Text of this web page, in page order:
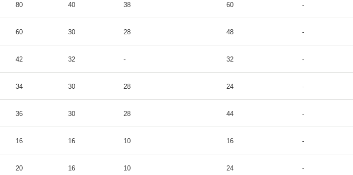
80 40 38 60 -
60 30 28 48 -
42 32 - 32 -
34 30 28 24 -
36 30 28 44 -
16 16 10 16 -
20 16 10 24 -